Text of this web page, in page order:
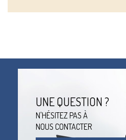
UNE QUESTION ?
N'HÉSITEZ PAS À
NOUS CONTACTER